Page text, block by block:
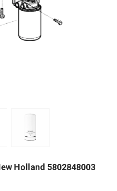
Holland 5802848003